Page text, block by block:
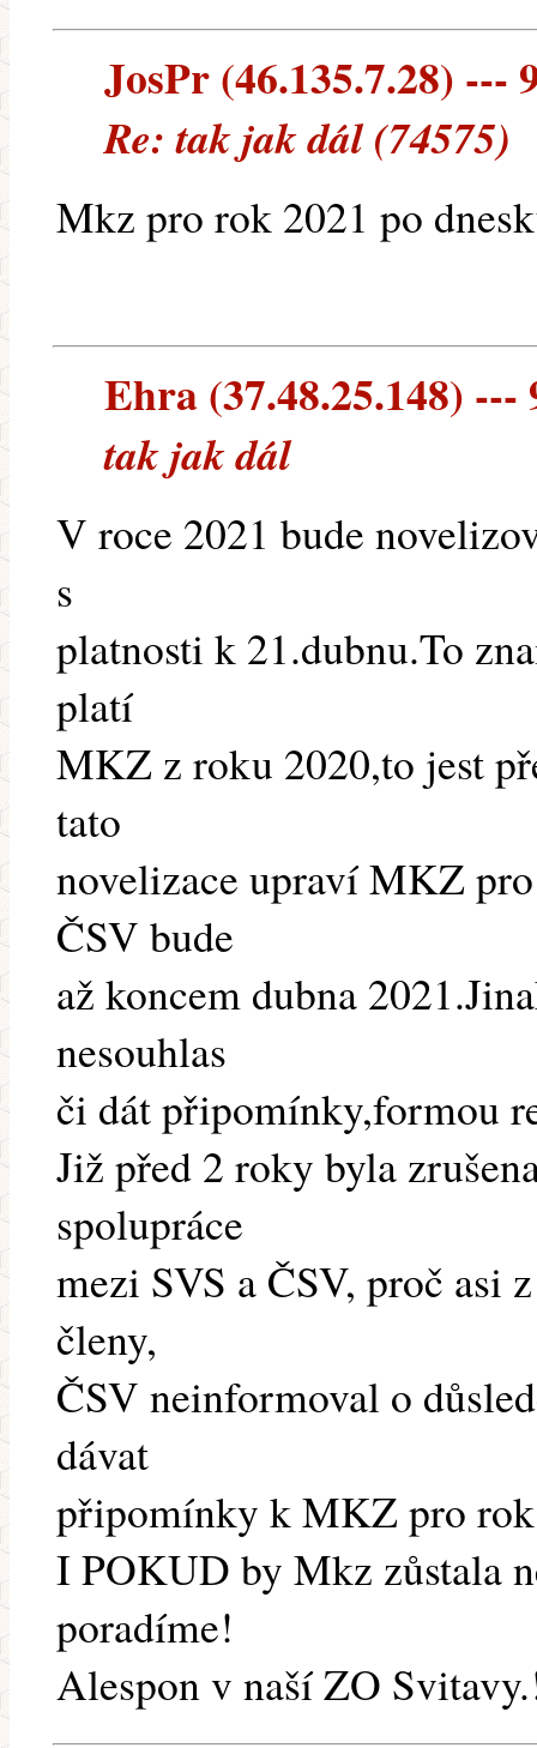
JosPr (46.135.7.28) ---
Re: tak jak dál (74575)
Mkz pro rok 2021 po
Ehra (37.48.25.148) ---
tak jak dál
V roce 2021 bude
s
platnosti k 21.dubnu.To
platí
MKZ z roku 2020,to jest
tato
novelizace upraví MKZ
ČSV bude
až koncem dubna
nesouhlas
či dát připomínky,formou
Již před 2 roky byla
spolupráce
mezi SVS a ČSV, proč asi
členy,
ČSV neinformoval o
dávat
připomínky k MKZ pro rok
I POKUD by Mkz zůstala
poradíme!
Alespon v naší ZO